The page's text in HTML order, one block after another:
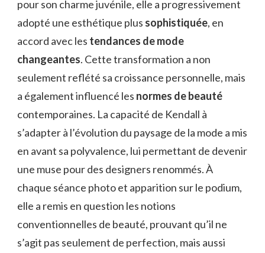
pour son charme juvénile, elle a progressivement
adopté une esthétique plus sophistiquée, en
accord avec les tendances de mode
changeantes. Cette transformation a non
seulement reflété sa croissance personnelle, mais
a également influencé les normes de beauté
contemporaines. La capacité de Kendall à
s’adapter à l’évolution du paysage de la mode a mis
en avant sa polyvalence, lui permettant de devenir
une muse pour des designers renommés. À
chaque séance photo et apparition sur le podium,
elle a remis en question les notions
conventionnelles de beauté, prouvant qu’il ne
s’agit pas seulement de perfection, mais aussi